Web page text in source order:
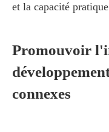
et la capacité
Promouvoir
connexes